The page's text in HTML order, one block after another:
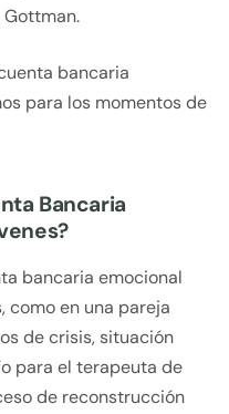
bancaria
para los momentos de
Bancaria
bancaria emocional
como en una pareja
de crisis, situación
para el terapeuta de
de reconstrucción